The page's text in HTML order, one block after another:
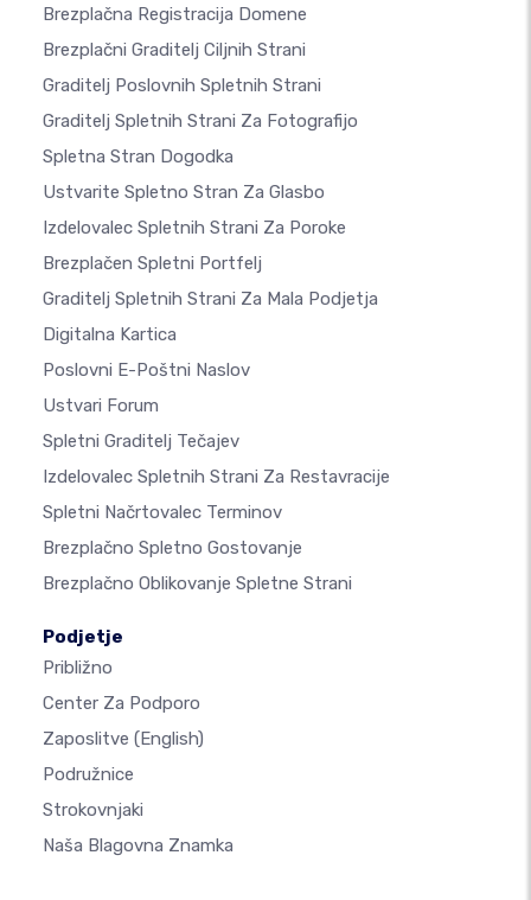
Brezplačna Registracija Domene
Brezplačni Graditelj Ciljnih Strani
Graditelj Poslovnih Spletnih Strani
Graditelj Spletnih Strani Za Fotografijo
Spletna Stran Dogodka
Ustvarite Spletno Stran Za Glasbo
Izdelovalec Spletnih Strani Za Poroke
Brezplačen Spletni Portfelj
Graditelj Spletnih Strani Za Mala Podjetja
Digitalna Kartica
Poslovni E-Poštni Naslov
Ustvari Forum
Spletni Graditelj Tečajev
Izdelovalec Spletnih Strani Za Restavracije
Spletni Načrtovalec Terminov
Brezplačno Spletno Gostovanje
Brezplačno Oblikovanje Spletne Strani
Podjetje
Približno
Center Za Podporo
Zaposlitve (English)
Podružnice
Strokovnjaki
Naša Blagovna Znamka